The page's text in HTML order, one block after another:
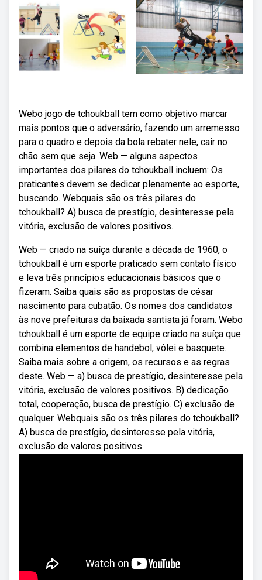
Webo jogo de tchoukball tem como objetivo marcar
mais pontos que o adversário, fazendo um arremesso
para o quadro e depois da bola rebater nele, cair no
chão sem que seja. Web — alguns aspectos
importantes dos pilares do tchoukball incluem: Os
praticantes devem se dedicar plenamente ao esporte,
buscando. Webquais são os três pilares do
tchoukball? A) busca de prestígio, desinteresse pela
vitória, exclusão de valores positivos.
Web — criado na suíça durante a década de 1960, o
tchoukball é um esporte praticado sem contato físico
e leva três princípios educacionais básicos que o
fizeram. Saiba quais são as propostas de césar
nascimento para cubatão. Os nomes dos candidatos
às nove prefeituras da baixada santista já foram. Webo
tchoukball é um esporte de equipe criado na suíça que
combina elementos de handebol, vôlei e basquete.
Saiba mais sobre a origem, os recursos e as regras
deste. Web — a) busca de prestígio, desinteresse pela
vitória, exclusão de valores positivos. B) dedicação
total, cooperação, busca de prestígio. C) exclusão de
qualquer. Webquais são os três pilares do tchoukball?
A) busca de prestígio, desinteresse pela vitória,
exclusão de valores positivos.